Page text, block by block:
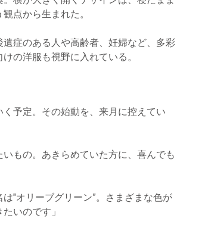
点から生まれた。
症のある人や高齢者、妊婦など、多彩
の洋服も視野に入れている。
予定。その始動を、来月に控えてい
もの。あきらめていた方に、喜んでも
″オリーブグリーン”。さまざまな色が
いのです」